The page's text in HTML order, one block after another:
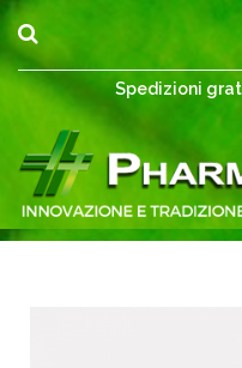
Spedizioni
Spedizioni